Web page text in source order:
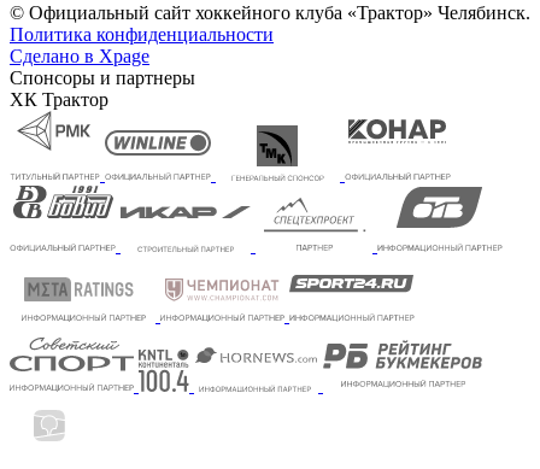
© Официальный сайт хоккейного клуба «Трактор» Челябинск.
Политика конфиденциальности
Сделано в Xpage
Спонсоры и партнеры
ХК Трактор